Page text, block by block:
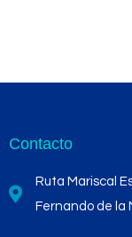
Contacto
Ruta Mariscal
Fernando de la